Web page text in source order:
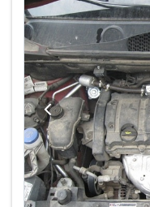
Previous